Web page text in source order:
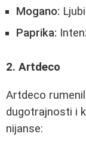
Mogano:
Paprika:
2. Artdeco
Artdeco
dugotrajnosti i
nijanse: